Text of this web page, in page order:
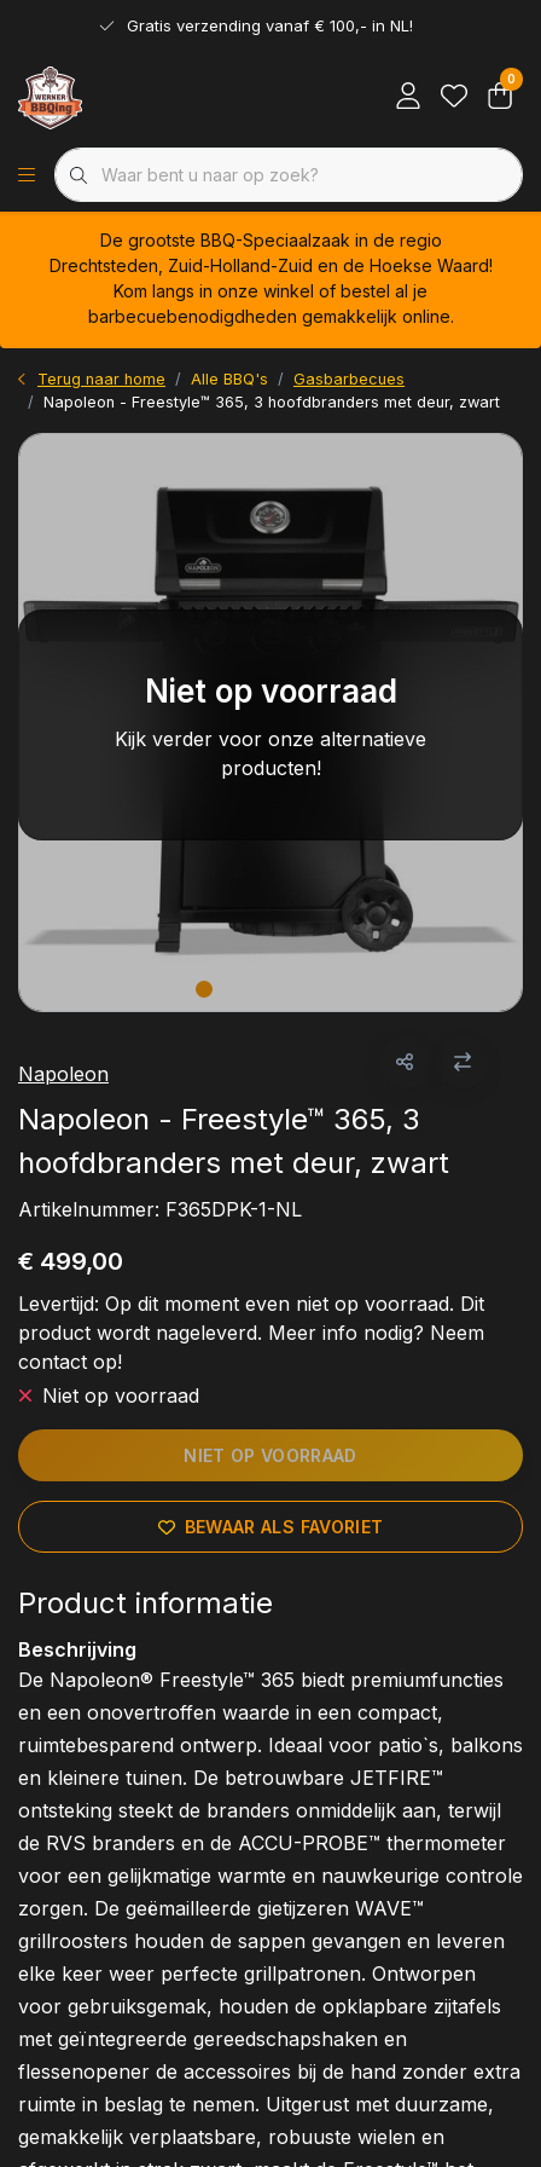
Gratis verzending vanaf € 100,- in NL!
0
De grootste BBQ-Speciaalzaak in de regio
Drechtsteden, Zuid-Holland-Zuid en de Hoekse Waard!
Kom langs in onze winkel of bestel al je
barbecuebenodigdheden gemakkelijk online.
Terug naar home Alle BBQ's
Gasbarbecues
Napoleon - Freestyle™ 365, 3 hoofdbranders met deur, zwart
Niet op voorraad
Kijk verder voor onze alternatieve
producten!
Napoleon
Napoleon - Freestyle™ 365, 3
hoofdbranders met deur, zwart
Artikelnummer: F365DPK-1-NL
€ 499,00
Levertijd: Op dit moment even niet op voorraad. Dit
product wordt nageleverd. Meer info nodig? Neem
contact op!
Niet op voorraad
NIET OP VOORRAAD
BEWAAR ALS FAVORIET
Product informatie
Beschrijving
De Napoleon® Freestyle™ 365 biedt premiumfuncties
en een onovertroffen waarde in een compact,
ruimtebesparend ontwerp. Ideaal voor patio`s, balkons
en kleinere tuinen. De betrouwbare JETFIRE™
ontsteking steekt de branders onmiddelijk aan, terwijl
de RVS branders en de ACCU-PROBE™ thermometer
voor een gelijkmatige warmte en nauwkeurige controle
zorgen. De geëmailleerde gietijzeren WAVE™
grillroosters houden de sappen gevangen en leveren
elke keer weer perfecte grillpatronen. Ontworpen
voor gebruiksgemak, houden de opklapbare zijtafels
met geïntegreerde gereedschapshaken en
flessenopener de accessoires bij de hand zonder extra
ruimte in beslag te nemen. Uitgerust met duurzame,
gemakkelijk verplaatsbare, robuuste wielen en